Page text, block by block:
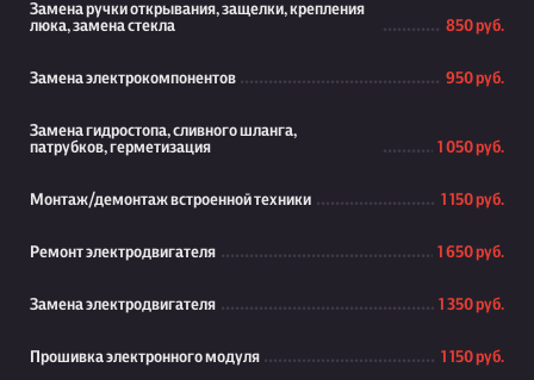
Замена ручки открывания, защелки, крепления
люка, замена стекла
850 руб.
Замена электрокомпонентов 950 руб.
Замена гидростопа, сливного шланга,
патрубков, герметизация
1 050 руб.
Монтаж/демонтаж встроенной техники 1 150 руб.
Ремонт электродвигателя 1 650 руб.
Замена электродвигателя 1 350 руб.
Прошивка электронного модуля 1 150 руб.